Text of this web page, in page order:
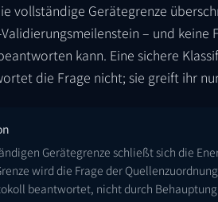
vollständige Gerätegrenze
– und keine
kann. Eine sichere
die Frage nicht; sie greift ihr
Gerätegrenze schließt sich die
wird die Frage der
beantwortet, nicht durch